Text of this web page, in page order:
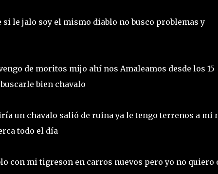
le jalo soy el mismo diablo no busco problemas y
de moritos mijo ahí nos Amaleamos desde los 15
bien chavalo
un chavalo salió de ruina ya le tengo terrenos a mi
todo el día
con mi tigreson en carros nuevos pero yo no quiero